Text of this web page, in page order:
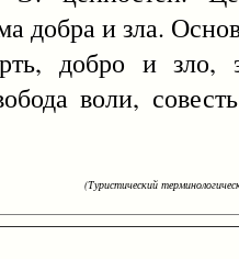
добра и зла.
добро и зло,
воли,
(Туристический